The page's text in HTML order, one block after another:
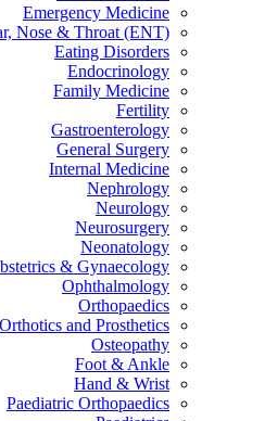
Emergency Medicine
Nose & Throat (ENT)
Eating Disorders
Endocrinology
Family Medicine
Fertility
Gastroenterology
General Surgery
Internal Medicine
Nephrology
Neurology
Neurosurgery
Neonatology
& Gynaecology
Ophthalmology
Orthopaedics
Orthotics and Prosthetics
Osteopathy
Foot & Ankle
Hand & Wrist
Paediatric Orthopaedics